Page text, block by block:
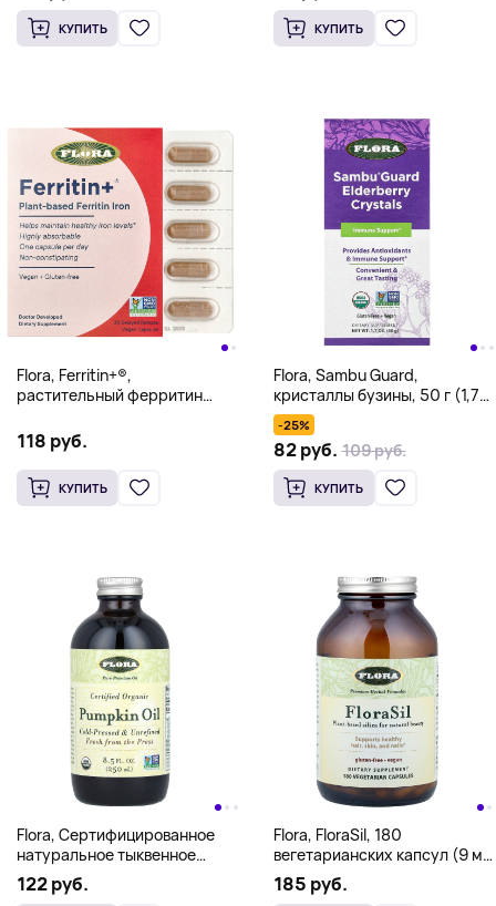
КУПИТЬ
жидк. унц.)
КУПИТЬ
Flora, Ferritin+®,
растительный ферритин
капсул с отсроченным
высвобождением (20 мг в
1 капсуле)
118 руб.
КУПИТЬ
Flora, Sambu Guard,
кристаллы бузины, 50 г (1,7
унции)
-25%
82 руб. 109 руб.
КУПИТЬ
Flora, Сертифицированное
натуральное тыквенное
масло, 8.5 жидких унций
(250 мл)
122 руб.
Flora, FloraSil, 180
вегетарианских капсул (9 мг
в 1 капсуле)
185 руб.